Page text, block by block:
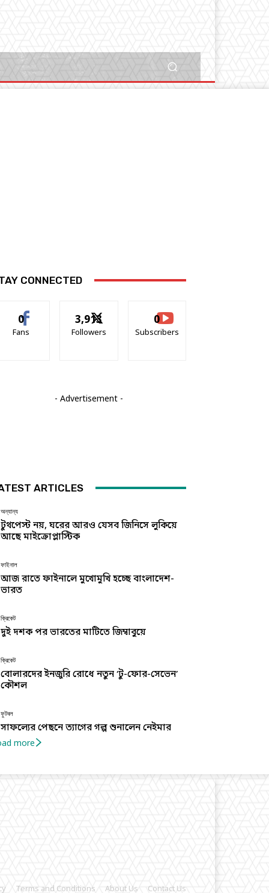
CONNECTED
0
Fans
3,913
Followers
0
Subscribers
- Advertisement -
ARTICLES
অন্যান্য
টুথপেস্ট নয়, ঘরের আরও যেসব জিনিসে লুকিয়ে
আছে মাইক্রোপ্লাস্টিক
ফাইনাল
আজ রাতে ফাইনালে মুখোমুখি হচ্ছে বাংলাদেশ-
ভারত
ক্রিকেট
দুই দশক পর ভারতের মাটিতে জিম্বাবুয়ে
ক্রিকেট
বোলারদের ইনজুরি রোধে নতুন ‘টু-ফোর-সেভেন’
কৌশল
ফুটবল
সাফল্যের পেছনে ত্যাগের গল্প শুনালেন নেইমার
more
Terms and Conditions About Us Contact Us